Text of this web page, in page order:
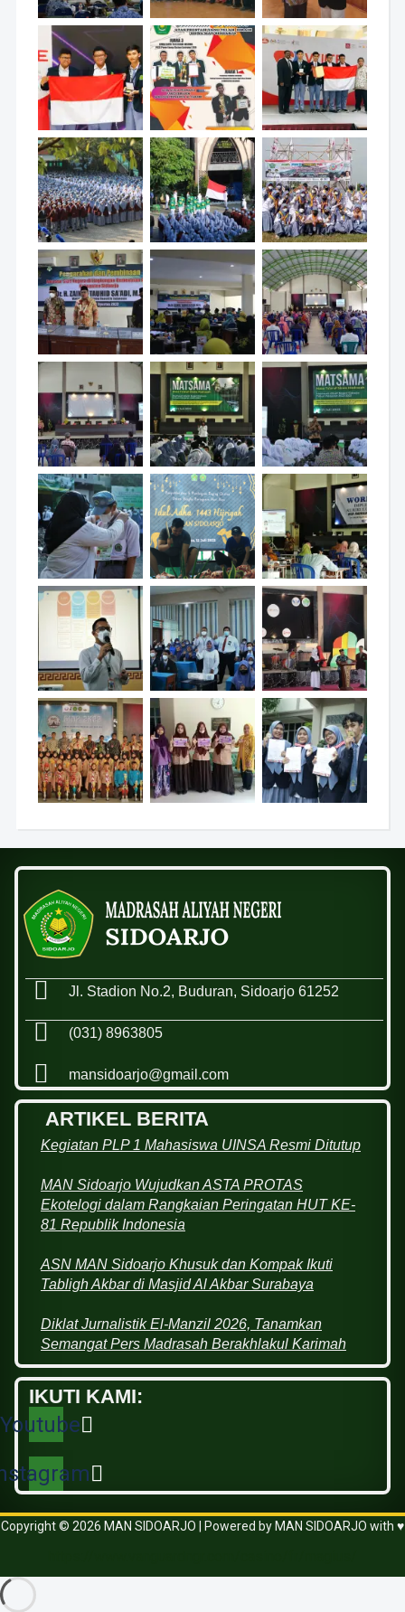
Jl. Stadion No.2, Buduran, Sidoarjo 61252
(031) 8963805
mansidoarjo@gmail.com
ARTIKEL BERITA
Kegiatan PLP 1 Mahasiswa UINSA Resmi Ditutup
MAN Sidoarjo Wujudkan ASTA PROTAS
Ekotelogi dalam Rangkaian Peringatan HUT KE-
81 Republik Indonesia
ASN MAN Sidoarjo Khusuk dan Kompak Ikuti
Tabligh Akbar di Masjid Al Akbar Surabaya
Diklat Jurnalistik El-Manzil 2026, Tanamkan
Semangat Pers Madrasah Berakhlakul Karimah
IKUTI KAMI:
Youtube
Copyright © 2026 MAN SIDOARJO | Powered by MAN SIDOARJO with ♥